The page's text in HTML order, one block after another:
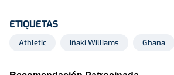
ETIQUETAS
Athletic Iñaki Williams Ghana